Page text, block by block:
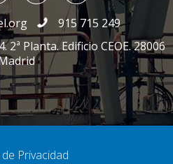
915 715 249
Planta. Edificio CEOE. 28006
Privacidad